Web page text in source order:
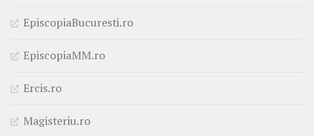
EpiscopiaBucuresti.ro
EpiscopiaMM.ro
Ercis.ro
Magisteriu.ro